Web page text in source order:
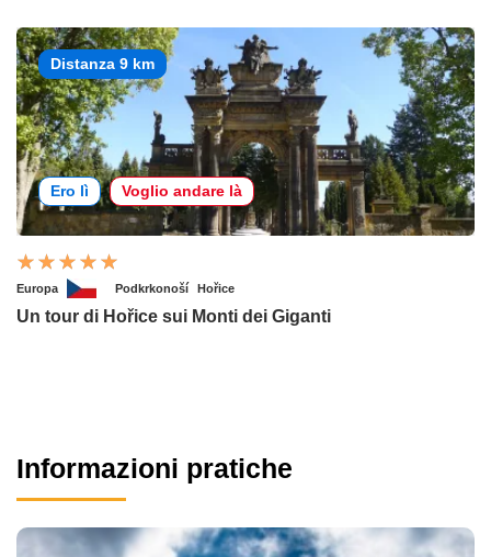
Distanza 9 km
Ero lì Voglio andare là
Europa Podkrkonoší Hořice
Un tour di Hořice sui Monti dei Giganti
Informazioni pratiche